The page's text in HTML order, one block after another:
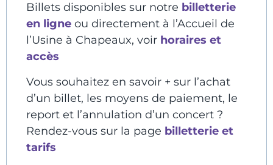
Billets disponibles sur notre billetterie
en ligne ou directement à l’Accueil de
l’Usine à Chapeaux, voir horaires et
accès
Vous souhaitez en savoir + sur l’achat
d’un billet, les moyens de paiement, le
report et l’annulation d’un concert ?
Rendez-vous sur la page billetterie et
tarifs